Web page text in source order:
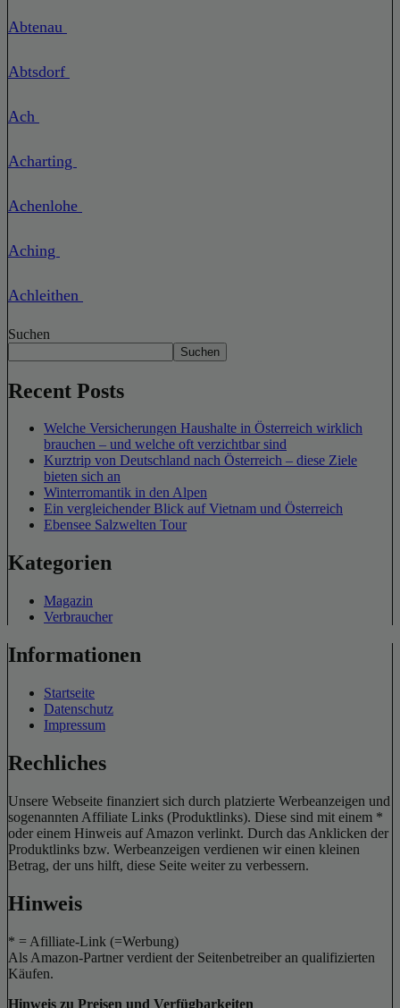
Abtenau
Abtsdorf
Ach
Acharting
Achenlohe
Aching
Achleithen
Suchen
Suchen
Recent Posts
Welche Versicherungen Haushalte in Österreich wirklich
brauchen – und welche oft verzichtbar sind
Kurztrip von Deutschland nach Österreich – diese Ziele
bieten sich an
Winterromantik in den Alpen
Ein vergleichender Blick auf Vietnam und Österreich
Ebensee Salzwelten Tour
Kategorien
Magazin
Verbraucher
Informationen
Startseite
Datenschutz
Impressum
Rechliches
Unsere Webseite finanziert sich durch platzierte Werbeanzeigen und
sogenannten Affiliate Links (Produktlinks). Diese sind mit einem *
oder einem Hinweis auf Amazon verlinkt. Durch das Anklicken der
Produktlinks bzw. Werbeanzeigen verdienen wir einen kleinen
Betrag, der uns hilft, diese Seite weiter zu verbessern.
Hinweis
* = Afilliate-Link (=Werbung)
Als Amazon-Partner verdient der Seitenbetreiber an qualifizierten
Käufen.
Hinweis zu Preisen und Verfügbarkeiten